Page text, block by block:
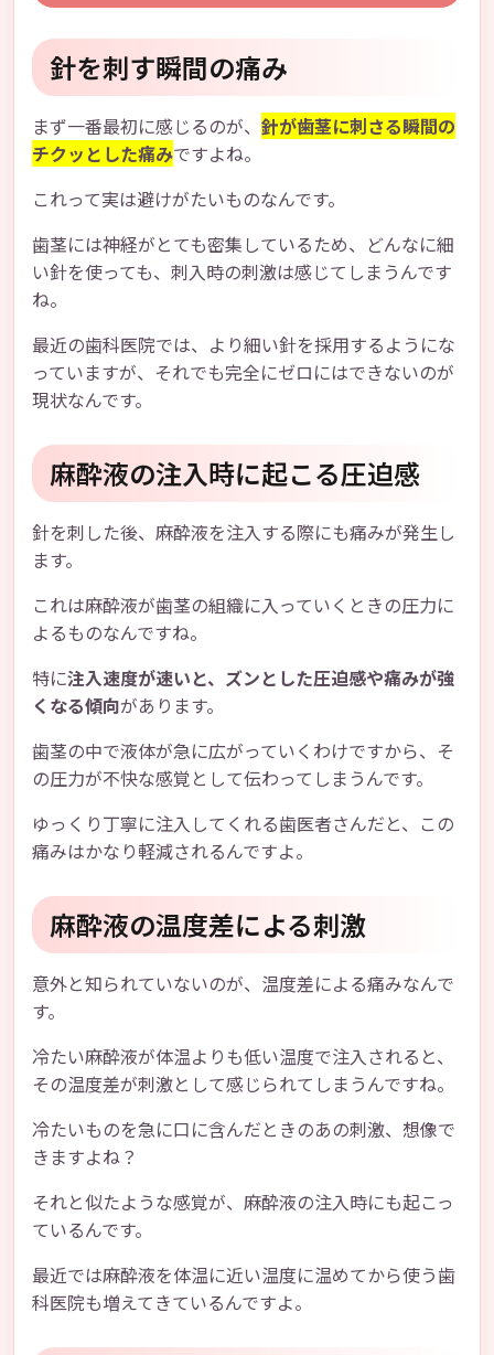
針を刺す瞬間の痛み
まず一番最初に感じるのが、 針が歯茎に刺さる瞬間の
チクッとした痛みですよね。
これって実は避けがたいものなんです。
歯茎には神経がとても密集しているため、どんなに細
い針を使っても、刺入時の刺激は感じてしまうんです
ね。
最近の歯科医院では、より細い針を採用するようにな
っていますが、それでも完全にゼロにはできないのが
現状なんです。
麻酔液の注入時に起こる圧迫感
針を刺した後、麻酔液を注入する際にも痛みが発生し
ます。
これは麻酔液が歯茎の組織に入っていくときの圧力に
よるものなんですね。
特に注入速度が速いと、ズンとした圧迫感や痛みが強
くなる傾向があります。
歯茎の中で液体が急に広がっていくわけですから、そ
の圧力が不快な感覚として伝わってしまうんです。
ゆっくり丁寧に注入してくれる歯医者さんだと、この
痛みはかなり軽減されるんですよ。
麻酔液の温度差による刺激
意外と知られていないのが、温度差による痛みなんで
す。
冷たい麻酔液が体温よりも低い温度で注入されると、
その温度差が刺激として感じられてしまうんですね。
冷たいものを急に口に含んだときのあの刺激、想像で
きますよね？
それと似たような感覚が、麻酔液の注入時にも起こっ
ているんです。
最近では麻酔液を体温に近い温度に温めてから使う歯
科医院も増えてきているんですよ。